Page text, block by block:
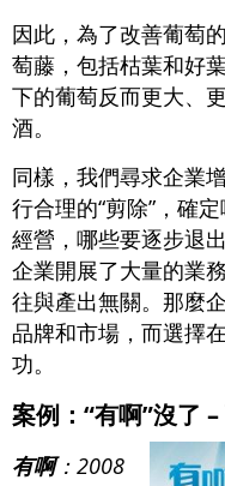
因此，為了改善葡萄
萄藤，包括枯葉和好
下的葡萄反而更大、
酒。
同樣，我們尋求企業
行合理的“剪除”，確
經營，哪些要逐步退
企業開展了大量的業
往與產出無關。那麼
品牌和市場，而選擇
功。
案例：“有啊”沒了
有啊：2008